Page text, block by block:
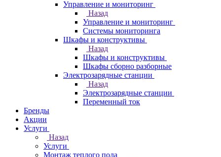
Управление и мониторинг
Назад
Управление и мониторинг
Системы мониторинга
Шкафы и конструктивы
Назад
Шкафы и конструктивы
Шкафы сборно разборные
Электрозарядные станции
Назад
Электрозарядные станции
Переменный ток
Бренды
Акции
Услуги
Назад
Услуги
Монтаж теплого пола